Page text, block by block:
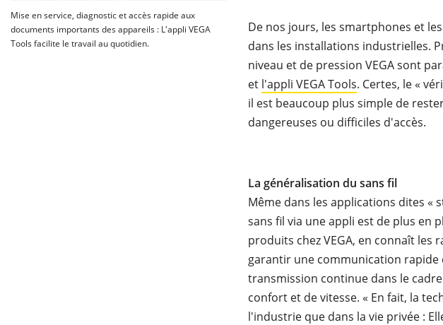
Mise en service, diagnostic et accès rapide aux
documents importants des appareils : L'appli VEGA
Tools facilite le travail au quotidien.
De nos jours, les smartphones et
dans les installations industrielles.
niveau et de pression VEGA sont
et l'appli VEGA Tools. Certes, le «
il est beaucoup plus simple de
dangereuses ou difficiles d'accès.
La généralisation du sans fil
Même dans les applications dites «
sans fil via une appli est de plus en
produits chez VEGA, en connaît les
garantir une communication rapide
transmission continue dans le
confort et de vitesse. « En fait, la
l'industrie que dans la vie privée :